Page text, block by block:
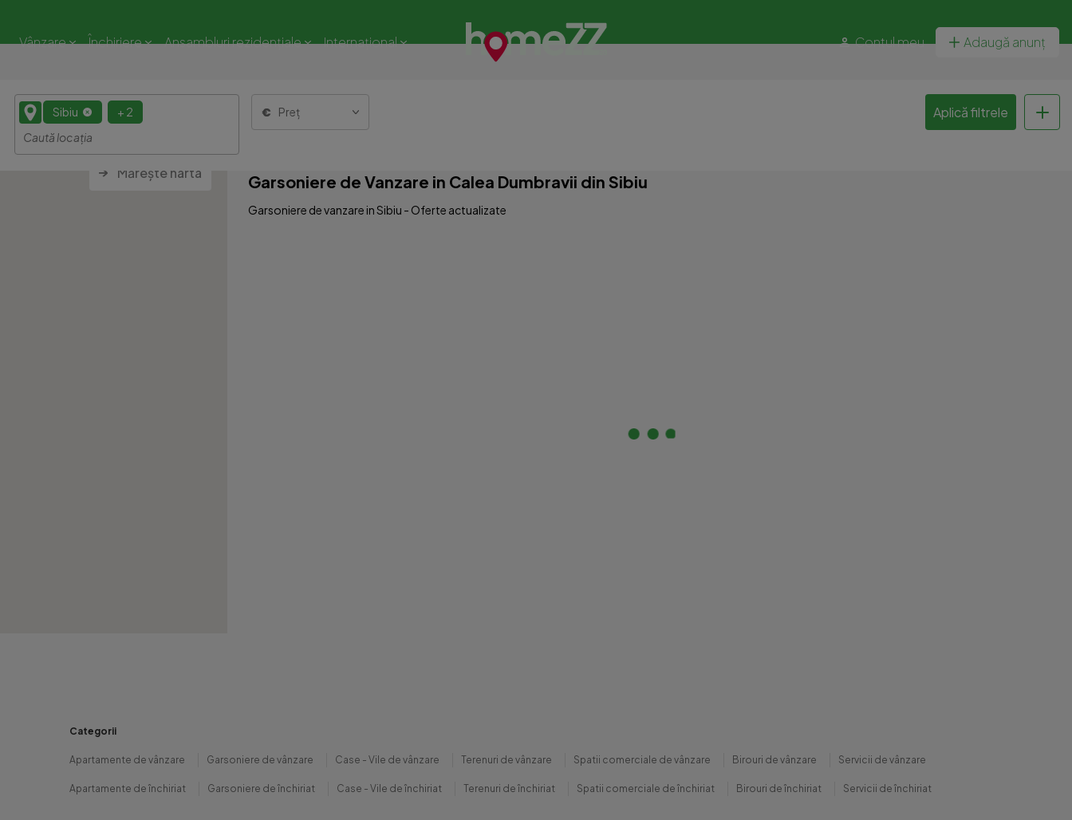
Vânzare Închiriere Ansambluri rezidențiale Internațional Contul meu Adaugă anunț
Sibiu + 2 Preț Aplică filtrele
Mărește harta Garsoniere de Vanzare in Calea Dumbravii din Sibiu
Garsoniere de vanzare in Sibiu - Oferte actualizate
Categorii
Apartamente de vânzare Garsoniere de vânzare Case - Vile de vânzare Terenuri de vânzare Spatii comerciale de vânzare Birouri de vânzare Servicii de vânzare
Apartamente de închiriat Garsoniere de închiriat Case - Vile de închiriat Terenuri de închiriat Spatii comerciale de închiriat Birouri de închiriat Servicii de închiriat